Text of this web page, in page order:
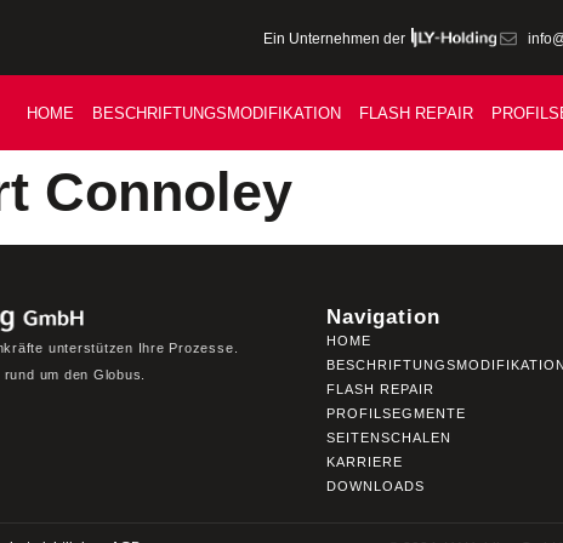
Ein Unternehmen der
HOME BESCHRIFTUNGSMODIFIKATION FLASH REPAIR
Connoley
unterstützen Ihre Prozesse.
um den Globus.
Navigation
HOME
BESCHRIFTUNGSMODIFIKATION
FLASH REPAIR
PROFILSEGMENTE
SEITENSCHALEN
KARRIERE
DOWNLOADS